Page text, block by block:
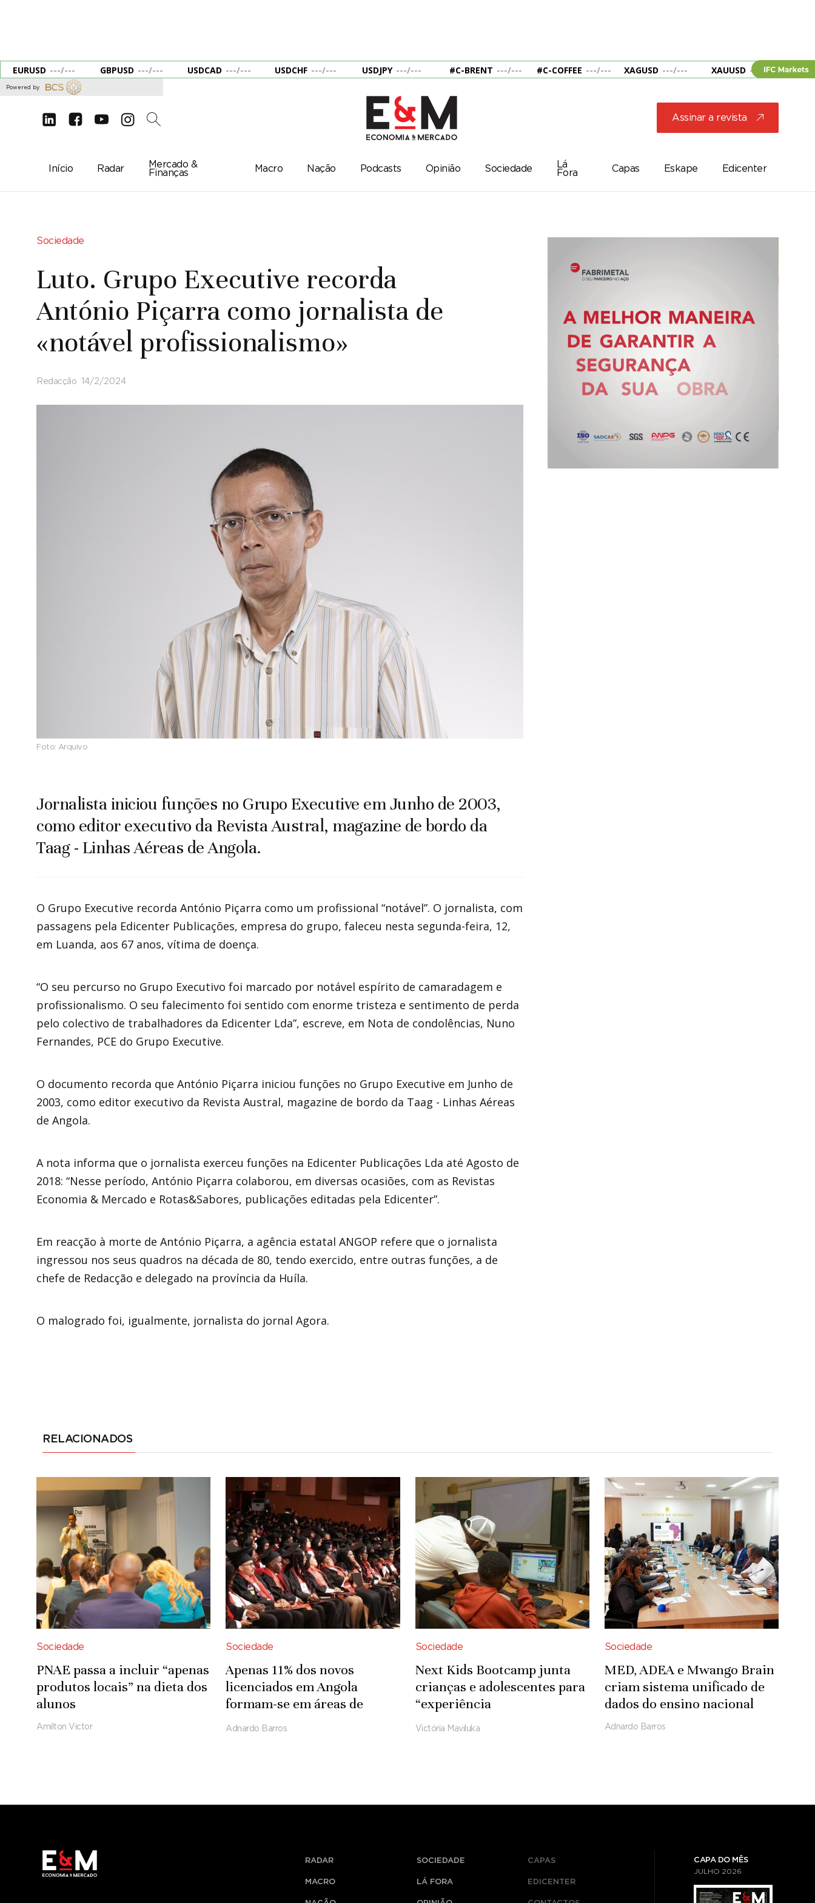
EURUSD ---/--- GBPUSD ---/--- USDCAD ---/--- USDCHF ---/--- USDJPY ---/--- #C-BRENT ---/--- #C-COFFEE ---/--- XAGUSD ---/--- XAUUSD --- ---
Powered by
d e g c 2 Assinar a revista j
Início Radar
Mercado &
Finanças
Macro Nação Podcasts Opinião Sociedade
Lá
Fora
Capas Eskape Edicenter
Sociedade
Luto. Grupo Executive recorda
António Piçarra como jornalista de
«notável profissionalismo»
Redacção 14/2/2024
Foto: Arquivo
Jornalista iniciou funções no Grupo Executive em Junho de 2003,
como editor executivo da Revista Austral, magazine de bordo da
Taag - Linhas Aéreas de Angola.
O Grupo Executive recorda António Piçarra como um profissional “notável”. O jornalista, com
passagens pela Edicenter Publicações, empresa do grupo, faleceu nesta segunda-feira, 12,
em Luanda, aos 67 anos, vítima de doença.
“O seu percurso no Grupo Executivo foi marcado por notável espírito de camaradagem e
profissionalismo. O seu falecimento foi sentido com enorme tristeza e sentimento de perda
pelo colectivo de trabalhadores da Edicenter Lda”, escreve, em Nota de condolências, Nuno
Fernandes, PCE do Grupo Executive.
O documento recorda que António Piçarra iniciou funções no Grupo Executive em Junho de
2003, como editor executivo da Revista Austral, magazine de bordo da Taag - Linhas Aéreas
de Angola.
A nota informa que o jornalista exerceu funções na Edicenter Publicações Lda até Agosto de
2018: “Nesse período, António Piçarra colaborou, em diversas ocasiões, com as Revistas
Economia & Mercado e Rotas&Sabores, publicações editadas pela Edicenter”.
Em reacção à morte de António Piçarra, a agência estatal ANGOP refere que o jornalista
ingressou nos seus quadros na década de 80, tendo exercido, entre outras funções, a de
chefe de Redacção e delegado na província da Huíla.
O malogrado foi, igualmente, jornalista do jornal Agora.
RELACIONADOS
Sociedade
PNAE passa a incluir “apenas
produtos locais” na dieta dos
alunos
Amilton Victor
Sociedade
Apenas 11% dos novos
licenciados em Angola
formam-se em áreas de
Tecnológicas e de
Adnardo Barros
Sociedade
Next Kids Bootcamp junta
crianças e adolescentes para
“experiência
transformadora” sobre
Victória Maviluka
Sociedade
MED, ADEA e Mwango Brain
criam sistema unificado de
dados do ensino nacional
Adnardo Barros
RADAR
MACRO
SOCIEDADE
LÁ FORA
CAPAS
EDICENTER
CAPA DO MÊS
JULHO 2026